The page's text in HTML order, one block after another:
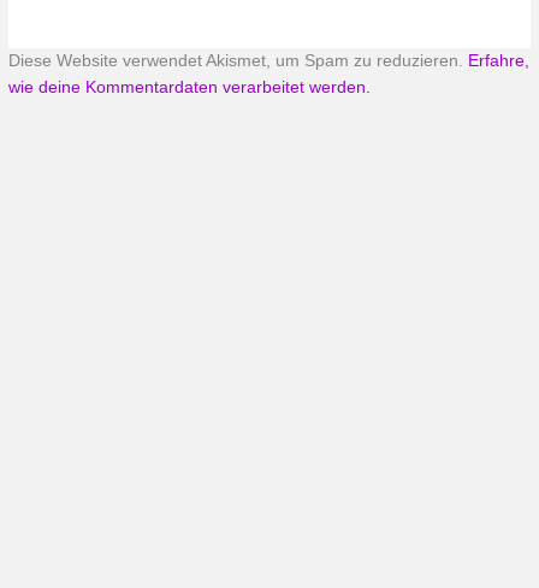
Diese Website verwendet Akismet, um Spam zu reduzieren. Erfahre,
wie deine Kommentardaten verarbeitet werden.